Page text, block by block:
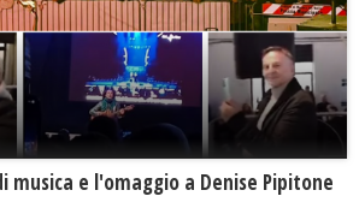
musica e l'omaggio a Denise Pipitone